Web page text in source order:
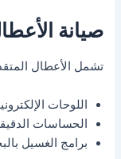
صيانة
تشمل الأعطال
اللوحات
الحساسات
برامج الغسيل